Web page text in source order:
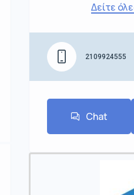
Δείτε
2109924555
Chat